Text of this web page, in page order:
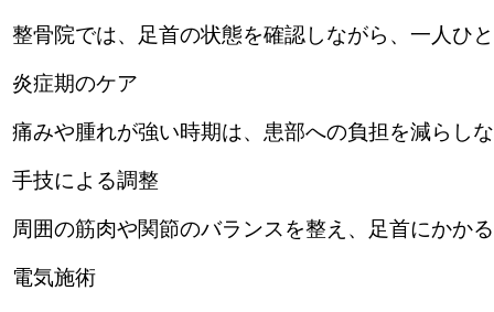
整骨院では、足首の状態を確認しながら、一人ひ
炎症期のケア
痛みや腫れが強い時期は、患部への負担を減らし
手技による調整
周囲の筋肉や関節のバランスを整え、足首にかか
電気施術